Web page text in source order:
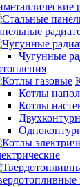
Чугунные
Котлы
Котлы